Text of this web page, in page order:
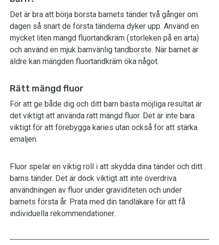
Det är bra att börja borsta barnets tänder två gånger om
dagen så snart de första tänderna dyker upp. Använd en
mycket liten mängd fluortandkräm (storleken på en ärta)
och använd en mjuk barnvänlig tandborste. När barnet är
äldre kan mängden fluortandkräm öka något.
Rätt mängd fluor
För att ge både dig och ditt barn bästa möjliga resultat är
det viktigt att använda rätt mängd fluor. Det är inte bara
viktigt för att förebygga karies utan också för att stärka
emaljen.
Fluor spelar en viktig roll i att skydda dina tänder och ditt
barns tänder. Det är dock viktigt att inte överdriva
användningen av fluor under graviditeten och under
barnets första år. Prata med din tandläkare för att få
individuella rekommendationer.